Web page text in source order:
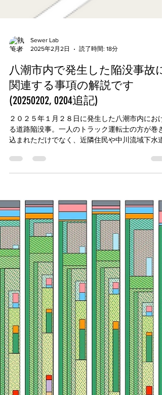
Sewer Lab
読了時間: 18分
八潮市内で発生した陥没事故に
関連する事項の解説です
(20250202, 0204追記)
込まれただけでなく、近隣住民や中川流域下水道
流域の非常に多くの方々に生活上の不便を引き起
こしている、重大事故です。被害にあった運転手
の方には本当に気の毒に思います。...